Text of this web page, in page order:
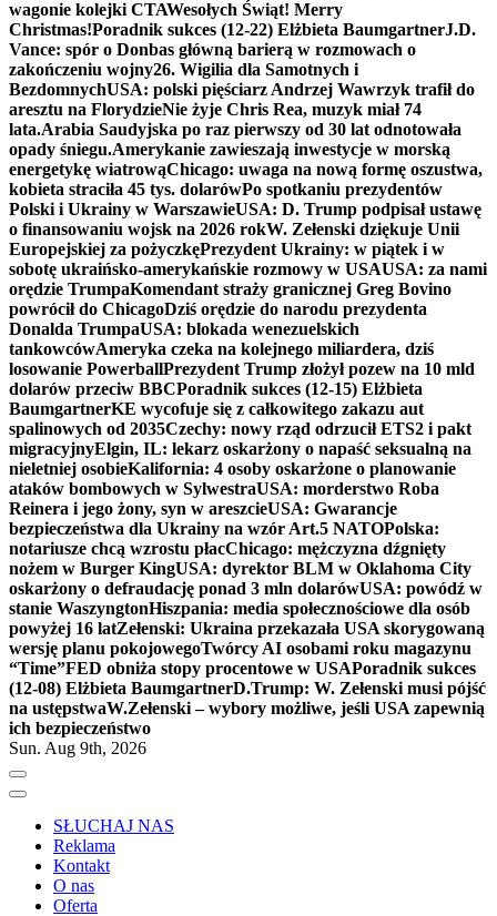
wagonie kolejki CTAWesołych Świąt! Merry
Christmas!Poradnik sukces (12-22) Elżbieta BaumgartnerJ.D.
Vance: spór o Donbas główną barierą w rozmowach o
zakończeniu wojny26. Wigilia dla Samotnych i
BezdomnychUSA: polski pięściarz Andrzej Wawrzyk trafił do
aresztu na FlorydzieNie żyje Chris Rea, muzyk miał 74
lata.Arabia Saudyjska po raz pierwszy od 30 lat odnotowała
opady śniegu.Amerykanie zawieszają inwestycje w morską
energetykę wiatrowąChicago: uwaga na nową formę oszustwa,
kobieta straciła 45 tys. dolarówPo spotkaniu prezydentów
Polski i Ukrainy w WarszawieUSA: D. Trump podpisał ustawę
o finansowaniu wojsk na 2026 rokW. Zełenski dziękuje Unii
Europejskiej za pożyczkęPrezydent Ukrainy: w piątek i w
sobotę ukraińsko-amerykańskie rozmowy w USAUSA: za nami
orędzie TrumpaKomendant straży granicznej Greg Bovino
powrócił do ChicagoDziś orędzie do narodu prezydenta
Donalda TrumpaUSA: blokada wenezuelskich
tankowcówAmeryka czeka na kolejnego miliardera, dziś
losowanie PowerballPrezydent Trump złożył pozew na 10 mld
dolarów przeciw BBCPoradnik sukces (12-15) Elżbieta
BaumgartnerKE wycofuje się z całkowitego zakazu aut
spalinowych od 2035Czechy: nowy rząd odrzucił ETS2 i pakt
migracyjnyElgin, IL: lekarz oskarżony o napaść seksualną na
nieletniej osobieKalifornia: 4 osoby oskarżone o planowanie
ataków bombowych w SylwestraUSA: morderstwo Roba
Reinera i jego żony, syn w areszcieUSA: Gwarancje
bezpieczeństwa dla Ukrainy na wzór Art.5 NATOPolska:
notariusze chcą wzrostu płacChicago: mężczyzna dźgnięty
nożem w Burger KingUSA: dyrektor BLM w Oklahoma City
oskarżony o defraudację ponad 3 mln dolarówUSA: powódź w
stanie WaszyngtonHiszpania: media społecznościowe dla osób
powyżej 16 latZełenski: Ukraina przekazała USA skorygowaną
wersję planu pokojowegoTwórcy AI osobami roku magazynu
“Time”FED obniża stopy procentowe w USAPoradnik sukces
(12-08) Elżbieta BaumgartnerD.Trump: W. Zełenski musi pójść
na ustępstwaW.Zełenski – wybory możliwe, jeśli USA zapewnią
ich bezpieczeństwo
Sun. Aug 9th, 2026
SŁUCHAJ NAS
Reklama
Kontakt
O nas
Oferta